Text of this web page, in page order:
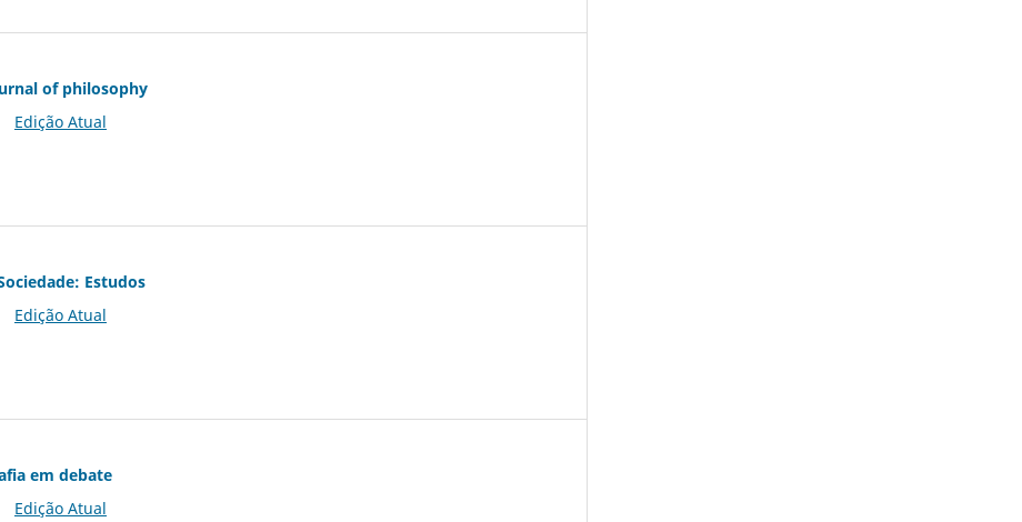
of philosophy
Edição Atual
Estudos
Edição Atual
em debate
Edição Atual